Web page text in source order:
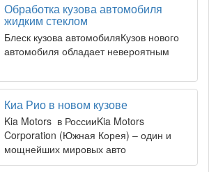
Обработка кузова автомобиля
жидким стеклом
Блеск кузова автомобиляКузов нового
автомобиля обладает невероятным
Киа Рио в новом кузове
Kia Motors в РоссииKia Motors
Corporation (Южная Корея) – один и
мощнейших мировых авто